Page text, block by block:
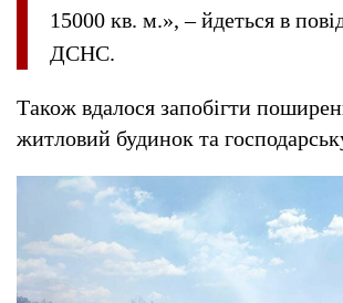
15000 кв. м.», – йдеться в
ДСНС.
Також вдалося запобігти
житловий будинок та